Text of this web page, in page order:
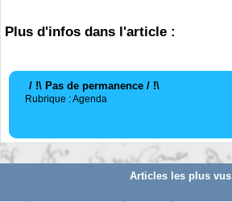
Plus d'infos dans l'article :
/ !\ Pas de permanence / !\
Rubrique : Agenda
Articles les plus vus